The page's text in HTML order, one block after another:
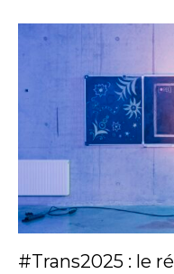
#Trans2025 : le